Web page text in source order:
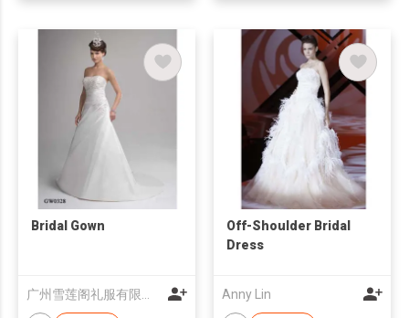
Bridal Gown
Off-Shoulder Bridal
Dress
Anny Lin